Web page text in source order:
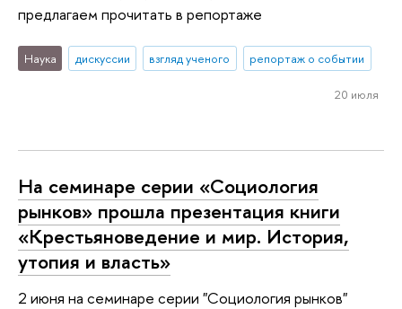
предлагаем прочитать в репортаже
Наука дискуссии взгляд ученого репортаж о событии
20 июля
На семинаре серии «Социология
рынков» прошла презентация книги
«Крестьяноведение и мир. История,
утопия и власть»
2 июня на семинаре серии "Социология рынков"